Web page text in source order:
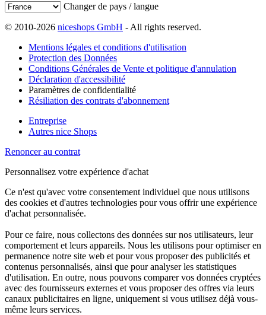
Changer de pays / langue
© 2010-2026 niceshops GmbH - All rights reserved.
Mentions légales et conditions d'utilisation
Protection des Données
Conditions Générales de Vente et politique d'annulation
Déclaration d'accessibilité
Paramètres de confidentialité
Résiliation des contrats d'abonnement
Entreprise
Autres nice Shops
Renoncer au contrat
Personnalisez votre expérience d'achat
Ce n'est qu'avec votre consentement individuel que nous utilisons
des cookies et d'autres technologies pour vous offrir une expérience
d'achat personnalisée.
Pour ce faire, nous collectons des données sur nos utilisateurs, leur
comportement et leurs appareils. Nous les utilisons pour optimiser en
permanence notre site web et pour vous proposer des publicités et
contenus personnalisés, ainsi que pour analyser les statistiques
d'utilisation. En outre, nous pouvons comparer vos données cryptées
avec des fournisseurs externes et vous proposer des offres via leurs
canaux publicitaires en ligne, uniquement si vous utilisez déjà vous-
même leurs services.